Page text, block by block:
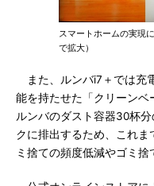
スマートホームの実現
で拡大）
また、ルンバi7＋では充
能を持たせた「クリーンベ
ルンバのダスト容器30杯
クに排出するため、これ
ミ捨ての頻度低減やゴミ捨